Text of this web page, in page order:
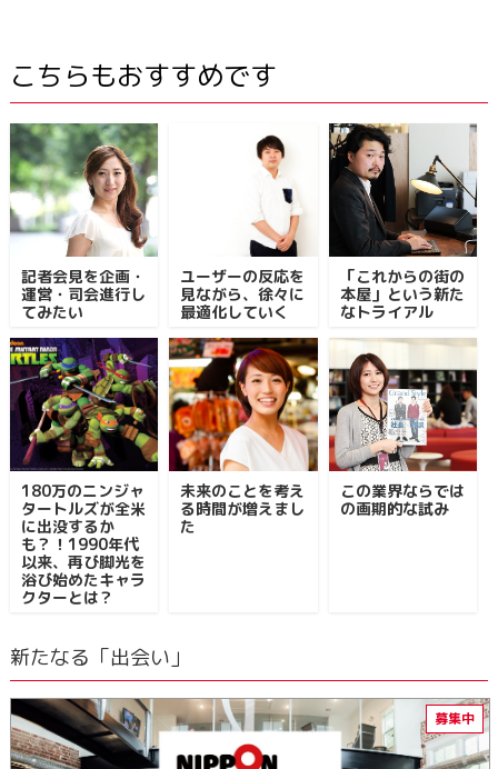
こちらもおすすめです
記者会見を企画・
運営・司会進行し
てみたい
ユーザーの反応を
見ながら、徐々に
最適化していく
「これからの街の
本屋」という新た
なトライアル
180万のニンジャ
タートルズが全米
に出没するか
も？！1990年代
以来、再び脚光を
浴び始めたキャラ
クターとは？
未来のことを考え
る時間が増えまし
た
この業界ならでは
の画期的な試み
新たなる「出会い」